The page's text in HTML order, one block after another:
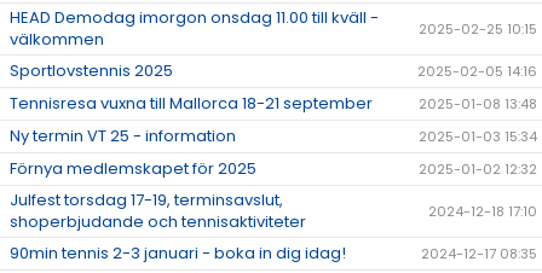
HEAD Demodag imorgon onsdag 11.00 till kväll -
välkommen
2025-02-25 10:15
Sportlovstennis 2025 2025-02-05 14:16
Tennisresa vuxna till Mallorca 18-21 september 2025-01-08 13:48
Ny termin VT 25 - information 2025-01-03 15:34
Förnya medlemskapet för 2025 2025-01-02 12:32
Julfest torsdag 17-19, terminsavslut,
shoperbjudande och tennisaktiviteter
2024-12-18 17:10
90min tennis 2-3 januari - boka in dig idag! 2024-12-17 08:35